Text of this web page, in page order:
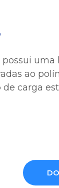
possui
ao
de carga